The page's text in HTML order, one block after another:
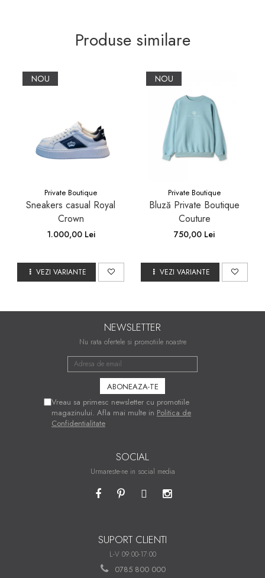
Produse similare
NOU
Private Boutique
Sneakers casual Royal
Crown
1.000,00 Lei
VEZI VARIANTE
NOU
Private Boutique
Bluză Private Boutique
Couture
750,00 Lei
VEZI VARIANTE
NEWSLETTER
Nu rata ofertele si promotiile noastre
Vreau sa primesc newsletter cu promotiile
magazinului. Afla mai multe in Politica de
Confidentialitate
SOCIAL
Urmareste-ne in social media
SUPORT CLIENTI
L-V 09:00-17:00
0785 800 000